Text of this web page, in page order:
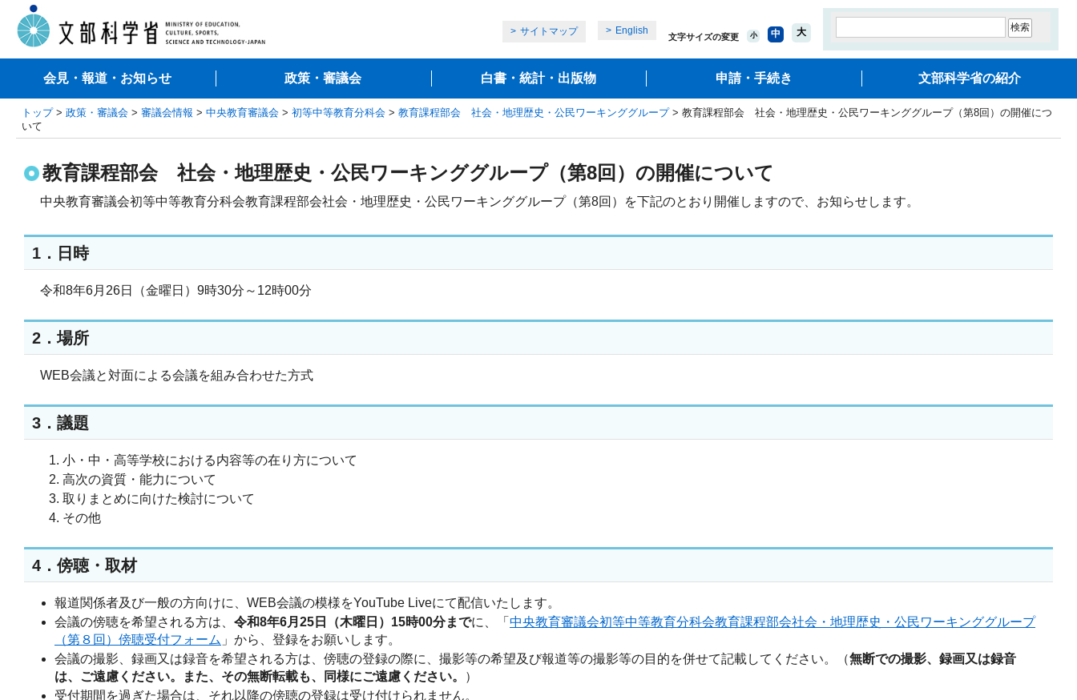
サイトマップ English
文字サイズの変更 小 中 大
会見・報道・お知らせ 政策・審議会 白書・統計・出版物 申請・手続き 文部科学省の紹介
トップ> 政策・審議会 > 審議会情報 > 中央教育審議会 > 初等中等教育分科会 > 教育課程部会 社会・地理歴史・公民ワーキンググループ> 教育課程部会 社会・地理歴史・公民ワーキンググループ（第8回）の開催につ
いて
教育課程部会 社会・地理歴史・公民ワーキンググループ（第8回）の開催について
中央教育審議会初等中等教育分科会教育課程部会社会・地理歴史・公民ワーキンググループ（第8回）を下記のとおり開催しますので、お知らせします。
1．日時
令和8年6月26日（金曜日）9時30分～12時00分
2．場所
WEB会議と対面による会議を組み合わせた方式
3．議題
小・中・高等学校における内容等の在り方について
高次の資質・能力について
取りまとめに向けた検討について
その他
4．傍聴・取材
報道関係者及び一般の方向けに、WEB会議の模様をYouTube Liveにて配信いたします。
会議の傍聴を希望される方は、 令和8年6月25日（木曜日）15時00分までに、「 中央教育審議会初等中等教育分科会教育課程部会社会・地理歴史・公民ワーキンググループ
（第８回）傍聴受付フォーム 」から、登録をお願いします。
会議の撮影、録画又は録音を希望される方は、傍聴の登録の際に、撮影等の希望及び報道等の撮影等の目的を併せて記載してください。（無断での撮影、録画又は録音
は、ご遠慮ください。また、その無断転載も、同様にご遠慮ください。
）
受付期間を過ぎた場合は、それ以降の傍聴の登録は受け付けられません。